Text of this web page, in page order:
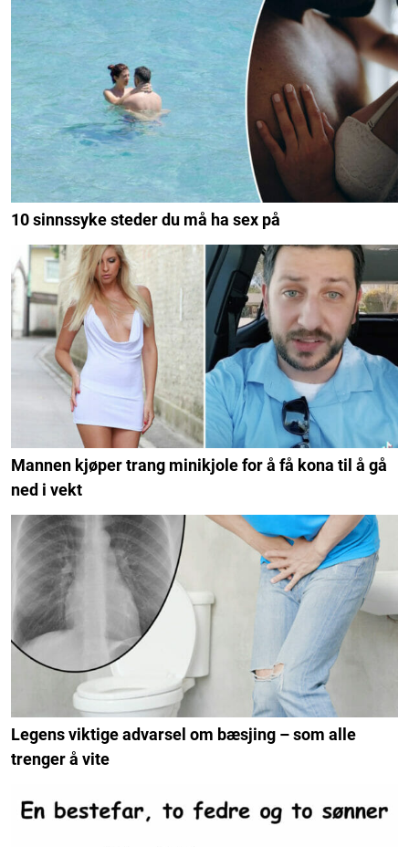
10 sinnssyke steder du må ha sex på
Mannen kjøper trang minikjole for å få kona til å gå
ned i vekt
Legens viktige advarsel om bæsjing – som alle
trenger å vite